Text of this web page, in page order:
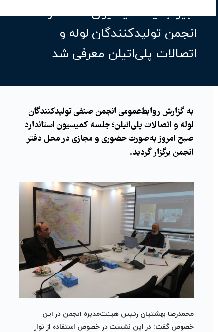
دبیر جدید کمیسیون استاندارد
انجمن تولیدکنندگان لوله و
اتصالات پلی‌اتیلن معرفی شد
به گزارش روابط‌عمومی انجمن صنفی تولیدکنندگان
لوله و اتصالات پلی‌اتیلن؛ جلسه کمیسیون استاندارد
صبح امروز به‌صورت حضوری و مجازی در محل دفتر
انجمن برگزار گردید.
محمدرضا بهشتیان رئیس هیئت‌مدیره انجمن در این
خصوص گفت: در این نشست در خصوص استفاده از نوار